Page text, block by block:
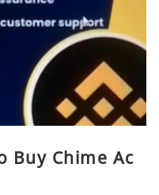
Buy Chime Ac